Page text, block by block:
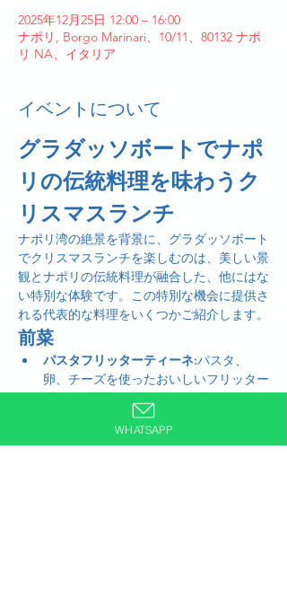
2025年12月25日 12:00 – 16:00
ナポリ, Borgo Marinari、10/11、80132 ナポ
リ NA、イタリア
イベントについて
グラダッソボートでナポ
リの伝統料理を味わうク
リスマスランチ
ナポリ湾の絶景を背景に、グラダッソボート
でクリスマスランチを楽しむのは、美しい景
観とナポリの伝統料理が融合した、他にはな
い特別な体験です。この特別な機会に提供さ
れる代表的な料理をいくつかご紹介します。
前菜
パスタフリッターティーネ:パスタ、
卵、チーズを使ったおいしいフリッター
タ。
タラのフリッター:小さくてサクサクし
たおいしいタラのフリッター。
WHATSAPP